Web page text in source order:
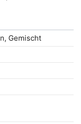
Gemischt